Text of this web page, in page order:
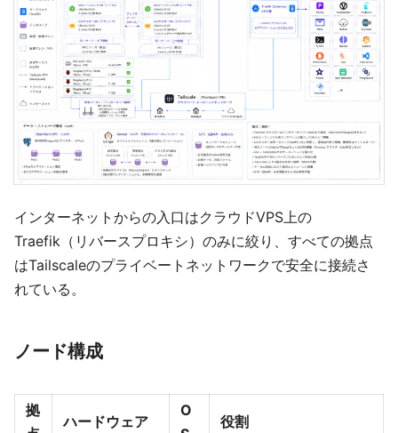
インターネットからの入口はクラウドVPS上の
Traefik（リバースプロキシ）のみに絞り、すべての拠点
はTailscaleのプライベートネットワークで安全に接続さ
れている。
ノード構成
拠
ハードウェア
O
役割